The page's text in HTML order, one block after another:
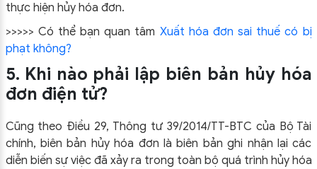
thực hiện hủy hóa đơn.
>>>>> Có thể bạn quan tâm Xuất hóa đơn sai thuế có bị
phạt không?
5. Khi nào phải lập biên bản hủy hóa
đơn điện tử?
Cũng theo Điều 29, Thông tư 39/2014/TT-BTC của Bộ Tài
chính, biên bản hủy hóa đơn là biên bản ghi nhận lại các
diễn biến sự việc đã xảy ra trong toàn bộ quá trình hủy hóa